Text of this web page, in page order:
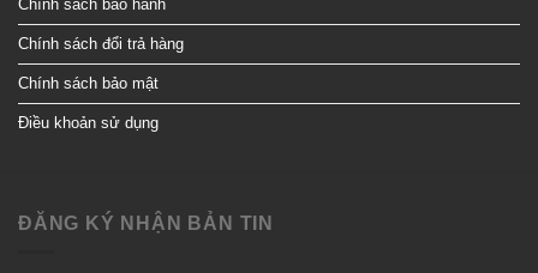
Chính sách bảo hành
Chính sách đổi trả hàng
Chính sách bảo mật
Điều khoản sử dụng
ĐĂNG KÝ NHẬN BẢN TIN